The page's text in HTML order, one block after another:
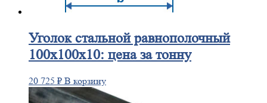
Уголокстальной равнополочный
100х100х10: цена за тонну
20 725 ₽ В корзину